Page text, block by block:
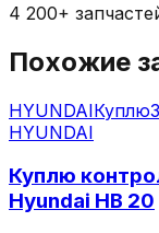
4 200+
Похожие
HYUNDAI
HYUNDAI
Куплю
Hyundai HB 20